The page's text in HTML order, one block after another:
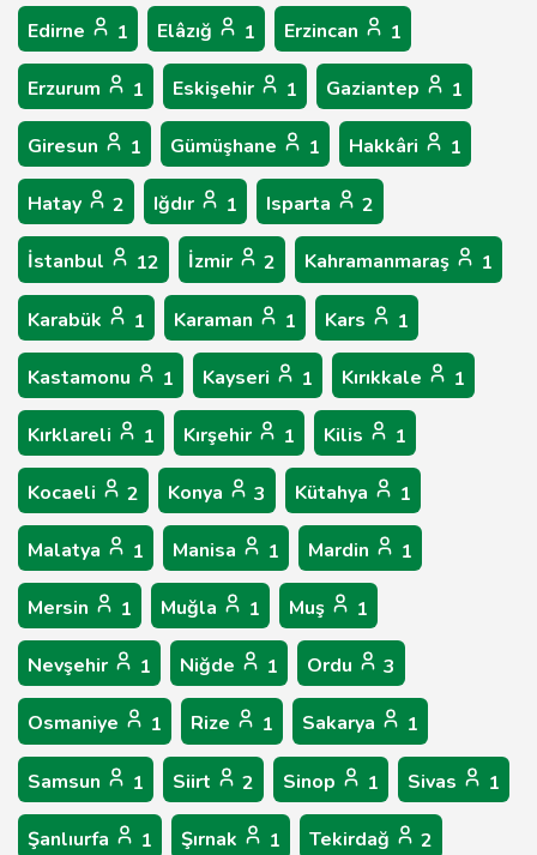
Edirne 1 Elâzığ 1 Erzincan 1
Erzurum 1 Eskişehir 1 Gaziantep 1
Giresun 1 Gümüşhane 1 Hakkâri 1
Hatay 2 Iğdır 1 Isparta 2
İstanbul 12 İzmir 2 Kahramanmaraş 1
Karabük 1 Karaman 1 Kars 1
Kastamonu 1 Kayseri 1 Kırıkkale 1
Kırklareli 1 Kırşehir 1 Kilis 1
Kocaeli 2 Konya 3 Kütahya 1
Malatya 1 Manisa 1 Mardin 1
Mersin 1 Muğla 1 Muş 1
Nevşehir 1 Niğde 1 Ordu 3
Osmaniye 1 Rize 1 Sakarya 1
Samsun 1 Siirt 2 Sinop 1 Sivas 1
Şanlıurfa 1 Şırnak 1 Tekirdağ 2